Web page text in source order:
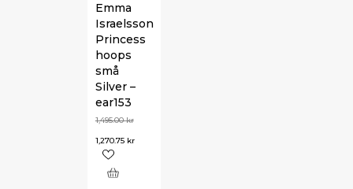
Emma
Israelsson
Princess
hoops
små
Silver –
ear153
1,495.00kr
1,270.75 kr